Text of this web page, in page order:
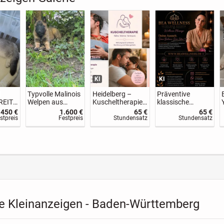
€
VB
Thermomix TM6
in schwarz Glanz
800 €
VB
Putzfrau gesucht
VB
KI
2-Zimmer-
Wohnung in
Aalen-City voll
möbliert – frei ab
sofort❗️
600 €
Festpreis
Kleinanzeigen - Baden-Württemberg